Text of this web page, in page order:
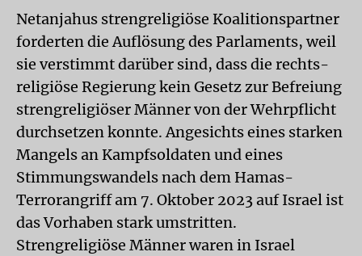
Netanjahus strengreligiöse Koalitionspartner
forderten die Auflösung des Parlaments, weil
sie verstimmt darüber sind, dass die rechts-
religiöse Regierung kein Gesetz zur Befreiung
strengreligiöser Männer von der Wehrpflicht
durchsetzen konnte. Angesichts eines starken
Mangels an Kampfsoldaten und eines
Stimmungswandels nach dem Hamas-
Terrorangriff am 7. Oktober 2023 auf Israel ist
das Vorhaben stark umstritten.
Strengreligiöse Männer waren in Israel